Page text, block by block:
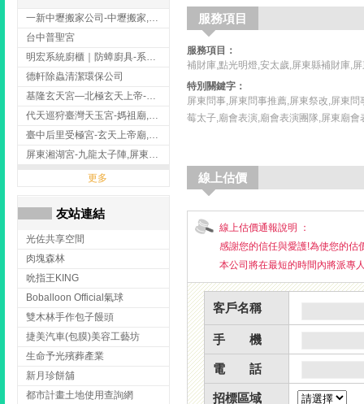
一新中壢搬家公司-中壢搬家,中壢搬家公司推薦,桃園搬家推薦,桃園搬家公司
台中普聖宮
明宏系統廚櫃｜防蟑廚具-系統廚櫃安裝,台中系統廚櫃安裝,彰化系統廚櫃安裝,台南系統廚櫃安裝,台中防蟑
德軒除蟲清潔環保公司
基隆玄天宮—北極玄天上帝-玄天上帝廟,拜玄天上帝,基隆玄天上帝廟,安樂區玄天上帝廟,
代天巡狩臺灣天玉宮-媽祖廟,拜媽祖,雲林媽祖廟,雲林拜媽祖,
臺中后里受極宮-玄天上帝廟,拜玄天上帝,台中玄天上帝廟,后里玄天上帝廟,
屏東湘湖宮-九龍太子陣,屏東九龍太子陣
更多
友站連結
光佐共享空間
肉塊森林
吮指王KING
Boballoon Official氣球
雙木林手作包子饅頭
捷美汽車(包膜)美容工藝坊
生命予光殯葬產業
新月珍餅舖
都市計畫土地使用查詢網
服務項目
服務項目：
補財庫,點光明燈,安太歲,屏東縣補財庫,
特別關鍵字：
屏東問事,屏東問事推薦,屏東祭改,屏東
莓太子,廟會表演,廟會表演團隊,屏東廟會
線上估價
線上估價通報說明 ：
感謝您的信任與愛護!為使您的估
本公司將在最短的時間內將派專
客戶名稱
手 機
電 話
招標區域